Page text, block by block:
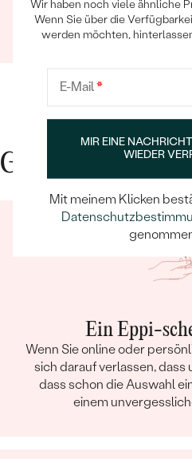
Verifizierter Kunde
01.02.2021
Gute Gründe für
Ein Eppi-
Wenn Sie online oder
sich darauf verlassen, dass
dass schon die Auswahl
einem
Wir haben noch viele ähnliche
Wenn Sie über die
werden möchten,
E-Mail*
MIR EINE
WIEDER
Mit meinem Klicken